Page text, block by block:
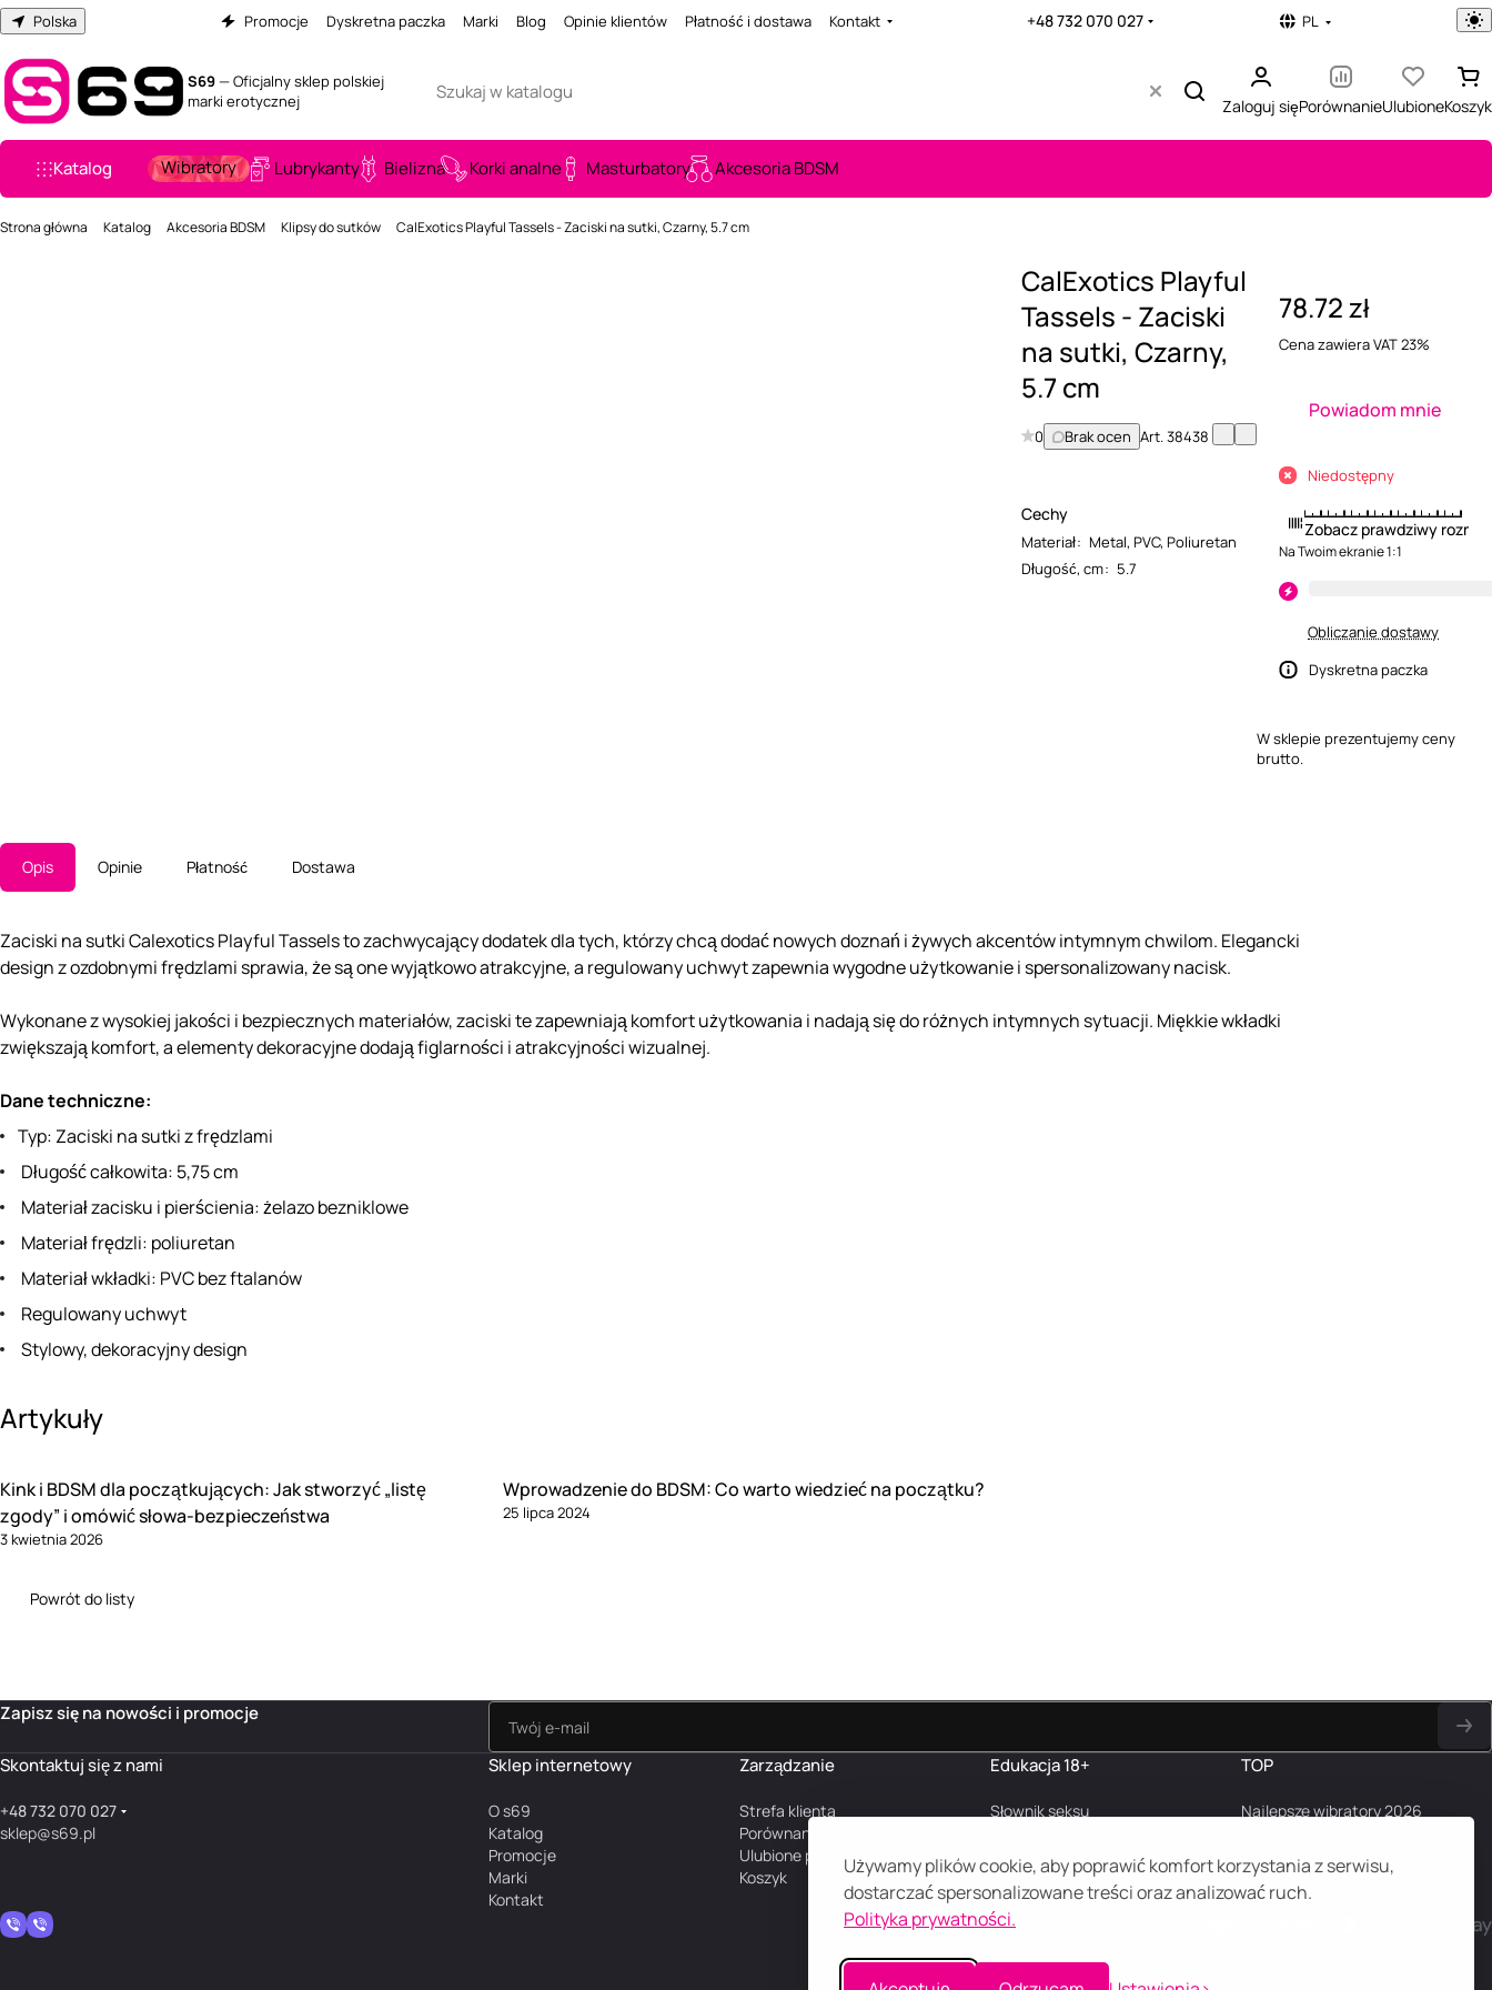
Używamy plików cookie, aby poprawić komfort korzystania z serwisu,
dostarczać spersonalizowane treści oraz analizować ruch.
Polityka prywatności.
Polska Promocje Dyskretna paczka Marki Blog Opinie klientów Płatność i dostawa Kontakt +48 732 070 027 PL
S69— Oficjalny sklep polskiej
marki erotycznej
Zaloguj sięPorównanieUlubioneKoszyk
Katalog Wibratory Lubrykanty Bielizna Korki analne Masturbatory Akcesoria BDSM
Strona główna Katalog Akcesoria BDSM Klipsy do sutków CalExotics Playful Tassels - Zaciski na sutki, Czarny, 5.7 cm
CalExotics Playful
Tassels - Zaciski
na sutki, Czarny,
5.7 cm
0 Brak ocen Art.38438
Cechy
Materiał: Metal, PVC, Poliuretan
Długość, cm: 5.7
78.72 zł
Cena zawiera VAT 23%
Powiadom mnie
Niedostępny
Zobacz prawdziwy
Na Twoim ekranie 1:1
Obliczanie dostawy
Dyskretna paczka
W sklepie prezentujemy ceny
brutto.
Opis Opinie Płatność Dostawa
Zaciski na sutki Calexotics Playful Tassels to zachwycający dodatek dla tych, którzy chcą dodać nowych doznań i żywych akcentów intymnym chwilom. Elegancki
design z ozdobnymi frędzlami sprawia, że ​​są one wyjątkowo atrakcyjne, a regulowany uchwyt zapewnia wygodne użytkowanie i spersonalizowany nacisk.
Wykonane z wysokiej jakości i bezpiecznych materiałów, zaciski te zapewniają komfort użytkowania i nadają się do różnych intymnych sytuacji. Miękkie wkładki
zwiększają komfort, a elementy dekoracyjne dodają figlarności i atrakcyjności wizualnej.
Dane techniczne:
Typ: Zaciski na sutki z frędzlami
Długość całkowita: 5,75 cm
Materiał zacisku i pierścienia: żelazo bezniklowe
Materiał frędzli: poliuretan
Materiał wkładki: PVC bez ftalanów
Regulowany uchwyt
Stylowy, dekoracyjny design
Artykuły
Kink i BDSM dla początkujących: Jak stworzyć „listę
zgody” i omówić słowa-bezpieczeństwa
3 kwietnia 2026
Wprowadzenie do BDSM: Co warto wiedzieć na początku?
25 lipca 2024
Powrót do listy
Zapisz się na nowości i promocje
Skontaktuj się z nami
+48 732 070 027
sklep@s69.pl
Sklep internetowy
O s69
Katalog
Promocje
Marki
Kontakt
Zarządzanie
Strefa klienta
Porównanie produktów
Ulubione produkty
Koszyk
Edukacja 18+
Słownik seksu
Blog
TOP
Najlepsze wibratory 2026